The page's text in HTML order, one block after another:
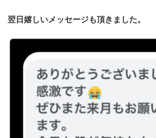
翌日嬉しいメッセージも頂きました。